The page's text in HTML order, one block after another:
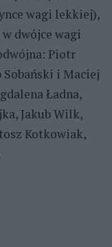
wagi lekkiej),
dwójce wagi
Piotr
Sobański i Maciej
Ładna,
Jakub Wilk,
Kotkowiak,